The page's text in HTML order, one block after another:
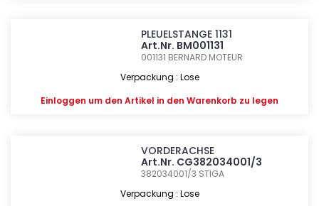
PLEUELSTANGE 1131
Art.Nr. BM001131
001131 BERNARD MOTEUR
Verpackung : Lose
Einloggen um den Artikel in den Warenkorb zu legen
VORDERACHSE
Art.Nr. CG382034001/3
382034001/3 STIGA
Verpackung : Lose